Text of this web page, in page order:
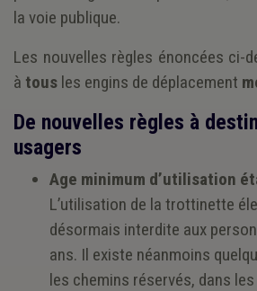
la voie publique.
Les nouvelles règles énoncées ci-
à tous les engins de déplacement
De nouvelles règles à
usagers
Age minimum d’utilisation
L’utilisation de la trottinette
désormais interdite aux
ans. Il existe néanmoins
les chemins réservés, dans